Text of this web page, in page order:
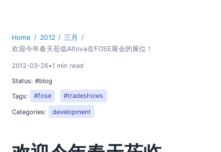
2017
2016
2015
2012
01
Home 2012
三月
欢迎今年春天莅临Altova在FOSE展会的展位！
2012-03-26•1 min read
Status: #blog
Tags:
#fose #tradeshows
Categories: development